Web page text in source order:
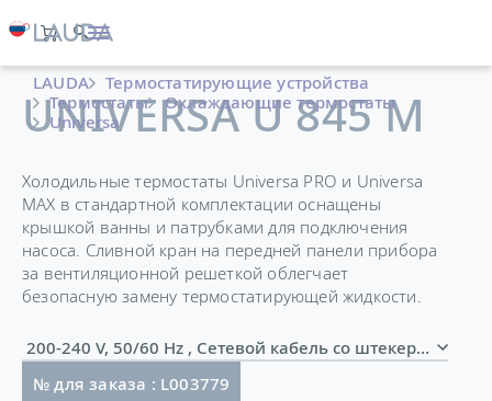
LAUDA
Термостатирующие устройства
Термостаты
Охлаждающие термостаты
Universa
UNIVERSA U 845 M
Холодильные термостаты Universa PRO и Universa
MAX в стандартной комплектации оснащены
крышкой ванны и патрубками для подключения
насоса. Сливной кран на передней панели прибора
за вентиляционной решеткой облегчает
безопасную замену термостатирующей жидкости.
200-240 V, 50/60 Hz , Сетевой кабель со штекером
№ для заказа : L003779